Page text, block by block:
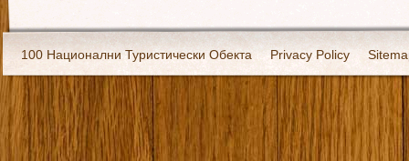
100 Национални Туристически Обекта Privacy Policy
Екипировка За нас Имало едно време Кивоторият.
Ковчега със светите мощи на Свети Григорий Каллидис